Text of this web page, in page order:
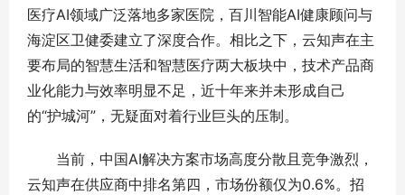
医疗AI领域广泛落地多家医院，百川智能AI健康顾问与
海淀区卫健委建立了深度合作。相比之下，云知声在主
要布局的智慧生活和智慧医疗两大板块中，技术产品商
业化能力与效率明显不足，近十年来并未形成自己
的“护城河”，无疑面对着行业巨头的压制。
当前，中国AI解决方案市场高度分散且竞争激烈，
云知声在供应商中排名第四，市场份额仅为0.6%。招